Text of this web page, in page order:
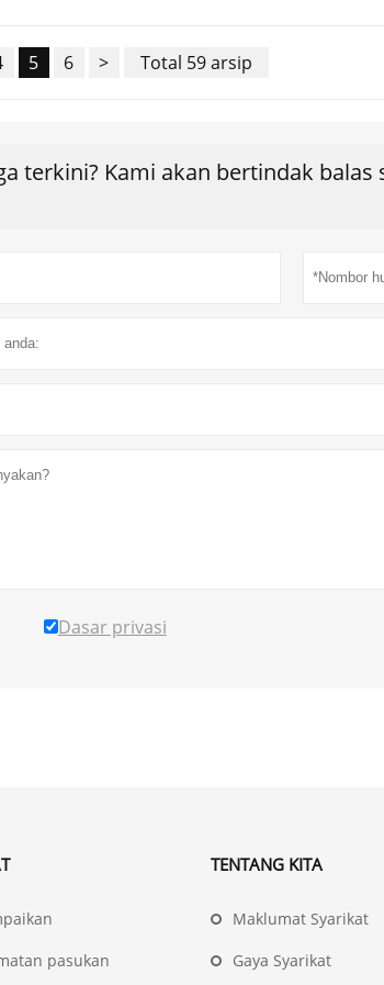
5 6 > Total 59 arsip
terkini? Kami akan bertindak
Dasar privasi
pasukan
TENTANG KITA
Maklumat Syarikat
Gaya Syarikat